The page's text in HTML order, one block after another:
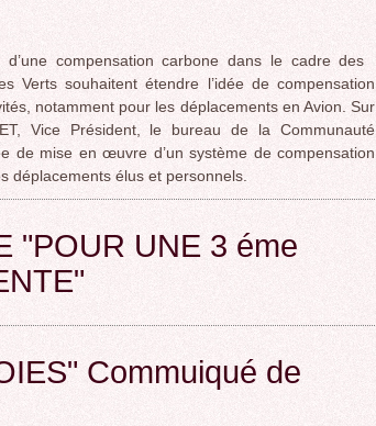
compensation carbone dans le cadre des
Verts souhaitent étendre l’idée de compensation
notamment pour les déplacements en Avion. Sur
Vice Président, le bureau de la Communauté
de mise en œuvre d’un système de compensation
déplacements élus et personnels.
"POUR UNE 3 éme
Commuiqué de